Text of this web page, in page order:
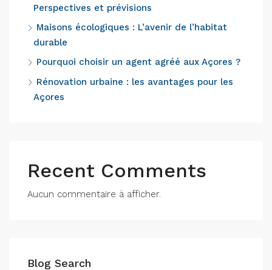
Perspectives et prévisions
Maisons écologiques : L’avenir de l’habitat
durable
Pourquoi choisir un agent agréé aux Açores ?
Rénovation urbaine : les avantages pour les
Açores
Recent Comments
Aucun commentaire à afficher.
Blog Search